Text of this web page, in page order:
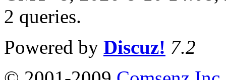
2 queries.
Powered by Discuz! 7.2